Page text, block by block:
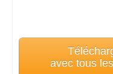
avec tous